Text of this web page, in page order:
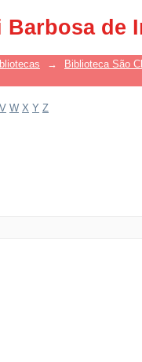
de
→
Biblioteca São
V W X Y Z